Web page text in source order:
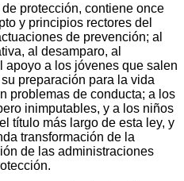
protección, contiene once
y principios rectores del
de prevención; al
al desamparo, al
apoyo a los jóvenes que salen
preparación para la vida
problemas de conducta; a los
inimputables, y a los niños
título más largo de esta ley, y
transformación de la
de las administraciones